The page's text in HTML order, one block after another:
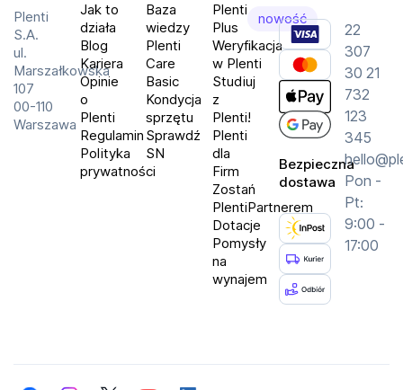
Plenti
S.A.
ul.
Marszałkowska
107
00-110
Warszawa
Jak to
działa
Blog
Kariera
Opinie
o
Plenti
Regulamin
Polityka
prywatności
Baza
wiedzy
Plenti
Care
Basic
Kondycja
sprzętu
Sprawdź
SN
Plenti
Plus
nowość
Weryfikacja
w Plenti
Studiuj
z
Plenti!
Plenti
dla
Firm
Zostań
PlentiPartnerem
Dotacje
Pomysły
na
wynajem
Bezpieczna
dostawa
22
307
30 21
732
123
345
Pon -
Pt:
9:00 -
17:00